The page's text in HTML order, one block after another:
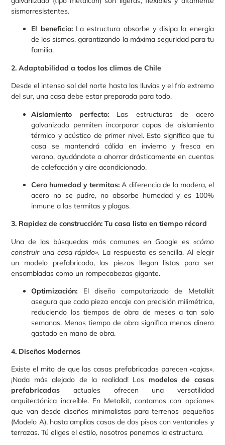
sismorresistentes.
El beneficio:La estructura absorbe y disipa la energía
de los sismos, garantizando la máxima seguridad para tu
familia.
2. Adaptabilidad a todos los climas de Chile
Desde el intenso sol del norte hasta las lluvias y el frío extremo
del sur, una casa debe estar preparada para todo.
Aislamiento perfecto: Las estructuras de acero
galvanizado permiten incorporar capas de aislamiento
térmico y acústico de primer nivel. Esto significa que tu
casa se mantendrá cálida en invierno y fresca en
verano, ayudándote a ahorrar drásticamente en cuentas
de calefacción y aire acondicionado.
Cero humedad y termitas: A diferencia de la madera, el
acero no se pudre, no absorbe humedad y es 100%
inmune a las termitas y plagas.
3. Rapidez de construcción: Tu casa lista en tiempo récord
Una de las búsquedas más comunes en Google es «cómo
construir una casa rápido». La respuesta es sencilla. Al elegir
un modelo prefabricado, las piezas llegan listas para ser
ensambladas como un rompecabezas gigante.
Optimización: El diseño computarizado de Metalkit
asegura que cada pieza encaje con precisión milimétrica,
reduciendo los tiempos de obra de meses a tan solo
semanas. Menos tiempo de obra significa menos dinero
gastado en mano de obra.
4. Diseños Modernos
Existe el mito de que las casas prefabricadas parecen «cajas».
¡Nada más alejado de la realidad! Los modelos de casas
prefabricadas actuales ofrecen una versatilidad
arquitectónica increíble. En Metalkit, contamos con opciones
que van desde diseños minimalistas para terrenos pequeños
(Modelo A), hasta amplias casas de dos pisos con ventanales y
terrazas. Tú eliges el estilo, nosotros ponemos la estructura.